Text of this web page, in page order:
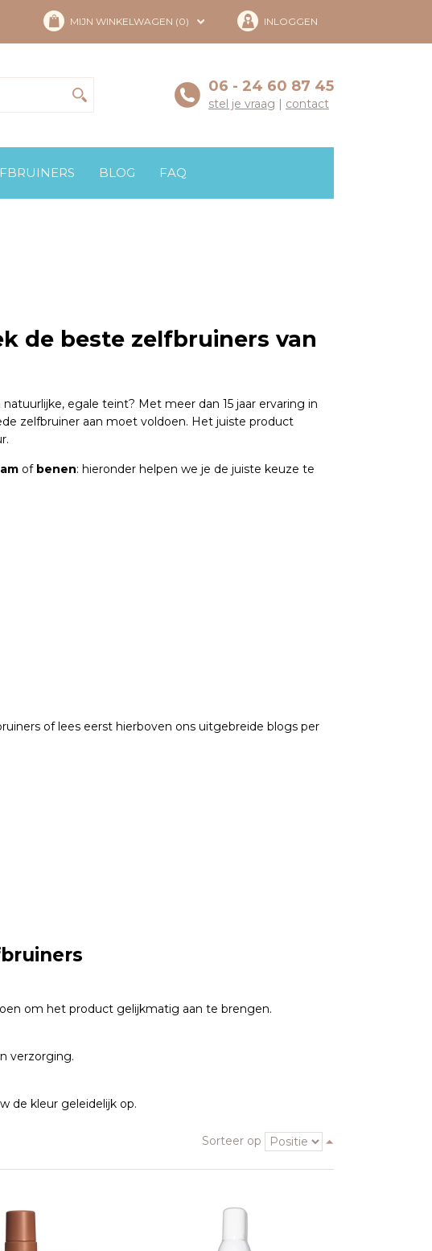
MIJN WINKELWAGEN (0) INLOGGEN
06 - 24 60 87 45
stel je vraag | contact
BLOG FAQ
de beste zelfbruiners van
egale teint? Met meer dan 15 jaar ervaring in
zelfbruiner aan moet voldoen. Het juiste product
of benen: hieronder helpen we je de juiste keuze te
of lees eerst hierboven ons uitgebreide blogs per
om het product gelijkmatig aan te brengen.
verzorging.
de kleur geleidelijk op.
Sorteer op